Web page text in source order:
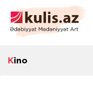
Kino